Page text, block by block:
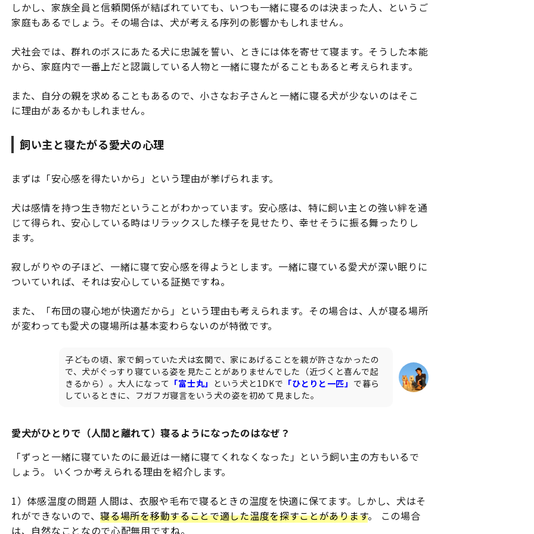
しかし、家族全員と信頼関係が結ばれていても、いつも一緒に寝るのは決まった人、というご
家庭もあるでしょう。その場合は、犬が考える序列の影響かもしれません。
犬社会では、群れのボスにあたる犬に忠誠を誓い、ときには体を寄せて寝ます。そうした本能
から、家庭内で一番上だと認識している人物と一緒に寝たがることもあると考えられます。
また、自分の親を求めることもあるので、小さなお子さんと一緒に寝る犬が少ないのはそこ
に理由があるかもしれません。
飼い主と寝たがる愛犬の心理
まずは「安心感を得たいから」という理由が挙げられます。
犬は感情を持つ生き物だということがわかっています。安心感は、特に飼い主との強い絆を通
じて得られ、安心している時はリラックスした様子を見せたり、幸せそうに振る舞ったりし
ます。
寂しがりやの子ほど、一緒に寝て安心感を得ようとします。一緒に寝ている愛犬が深い眠りに
ついていれば、それは安心している証拠ですね。
また、「布団の寝心地が快適だから」という理由も考えられます。その場合は、人が寝る場所
が変わっても愛犬の寝場所は基本変わらないのが特徴です。
子どもの頃、家で飼っていた犬は玄関で、家にあげることを親が許さなかったの
で、犬がぐっすり寝ている姿を見たことがありませんでした（近づくと喜んで起
きるから）。大人になって 「富士丸」 という犬と1DKで 「ひとりと一匹」 で暮ら
しているときに、フガフガ寝言をいう犬の姿を初めて見ました。
愛犬がひとりで（人間と離れて）寝るようになったのはなぜ？
「ずっと一緒に寝ていたのに最近は一緒に寝てくれなくなった」という飼い主の方もいるで
しょう。 いくつか考えられる理由を紹介します。
1）体感温度の問題 人間は、衣服や毛布で寝るときの温度を快適に保てます。しかし、犬はそ
れができないので、寝る場所を移動することで適した温度を探すことがあります。 この場合
は、自然なことなので心配無用ですね。